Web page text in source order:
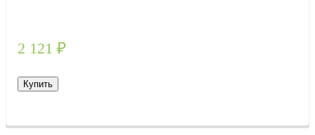
2 121 ₽
Купить